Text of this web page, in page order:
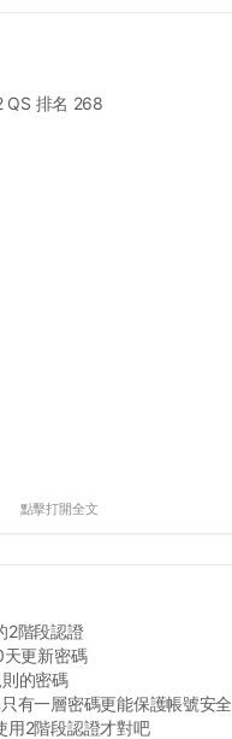
QS 排名 268
點擊打開全文
2階段認證
更新密碼
的密碼
有一層密碼更能保護帳號安全
用2階段認證才對吧